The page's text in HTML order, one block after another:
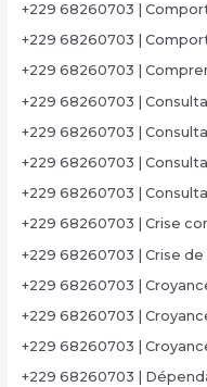
+229 68260703 |
+229 68260703 |
+229 68260703 |
+229 68260703 |
+229 68260703 |
+229 68260703 |
+229 68260703 |
+229 68260703 | Crise
+229 68260703 | Crise
+229 68260703 |
+229 68260703 |
+229 68260703 |
+229 68260703 |